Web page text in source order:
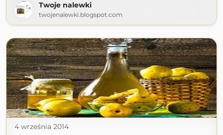
Twoje nalewki
twojenalewki.blogspot.com
4 września 2014